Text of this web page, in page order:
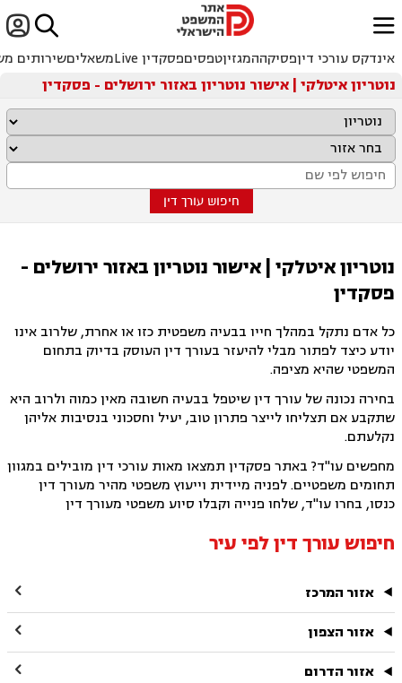

ﱐ
אינדקס עורכי דיןפסיקההמגזיןטפסיםפסקדין Live משאליםשירותים
נוטריון איטלקי | אישור נוטריון באזור ירושלים - פסקדין
חיפוש עורך דין
נוטריון איטלקי | אישור נוטריון באזור ירושלים -
פסקדין
כל אדם נתקל במהלך חייו בבעיה משפטית כזו או אחרת, שלרוב אינו
יודע כיצד לפתור מבלי להיעזר בעורך דין העוסק בדיוק בתחום
המשפטי שהיא מציפה.
בחירה נכונה של עורך דין שיטפל בבעיה חשובה מאין כמוה ולרוב היא
שתקבע אם תצליחו לייצר פתרון טוב, יעיל וחסכוני בנסיבות אליהן
נקלעתם.
מחפשים עו"ד? באתר פסקדין תמצאו מאות עורכי דין מובילים במגוון
תחומים משפטיים. לפניה מיידית וייעוץ משפטי מהיר מעורך דין
כנסו, בחרו עו"ד, שלחו פנייה וקבלו סיוע משפטי מעורך דין
חיפוש עורך דין לפי עיר
אזור המרכז 
אזור הצפון 
אזור הדרום 